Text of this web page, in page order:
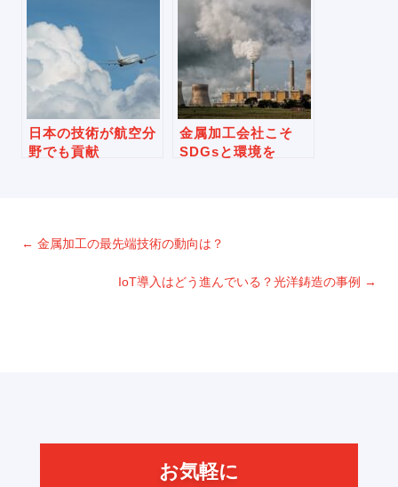
日本の技術が航空分
野でも貢献
金属加工会社こそ
SDGsと環境を
← 金属加工の最先端技術の動向は？
IoT導入はどう進んでいる？光洋鋳造の事例 →
お気軽に